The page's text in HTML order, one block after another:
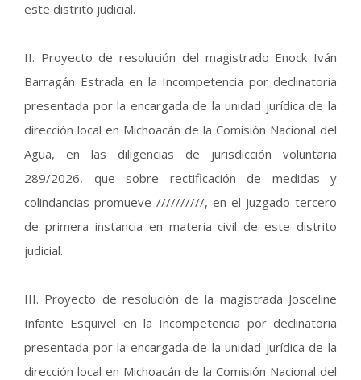
este distrito judicial.
II. Proyecto de resolución del magistrado Enock Iván
Barragán Estrada en la Incompetencia por declinatoria
presentada por la encargada de la unidad jurídica de la
dirección local en Michoacán de la Comisión Nacional del
Agua, en las diligencias de jurisdicción voluntaria
289/2026, que sobre rectificación de medidas y
colindancias promueve //////////, en el juzgado tercero
de primera instancia en materia civil de este distrito
judicial.
III. Proyecto de resolución de la magistrada Josceline
Infante Esquivel en la Incompetencia por declinatoria
presentada por la encargada de la unidad jurídica de la
dirección local en Michoacán de la Comisión Nacional del